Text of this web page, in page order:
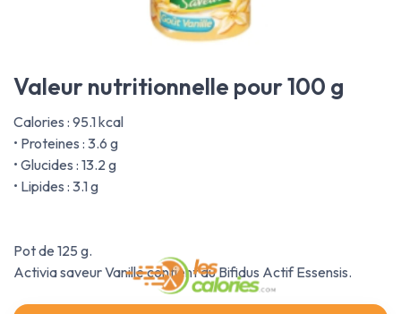
Valeur nutritionnelle pour 100 g
Calories : 95.1 kcal
• Proteines : 3.6 g
• Glucides : 13.2 g
• Lipides : 3.1 g
Pot de 125 g.
Activia saveur Vanille contient du Bifidus Actif Essensis.